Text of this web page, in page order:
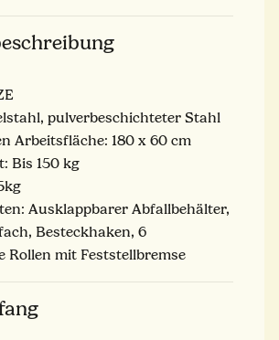
pulverbeschichteter Stahl
Arbeitsfläche: 180 x 60 cm
Bis 150 kg
Ausklappbarer Abfallbehälter,
Besteckhaken, 6
Rollen mit Feststellbremse